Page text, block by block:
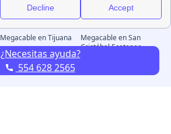
¿Necesitas ayuda?
554 628 2565